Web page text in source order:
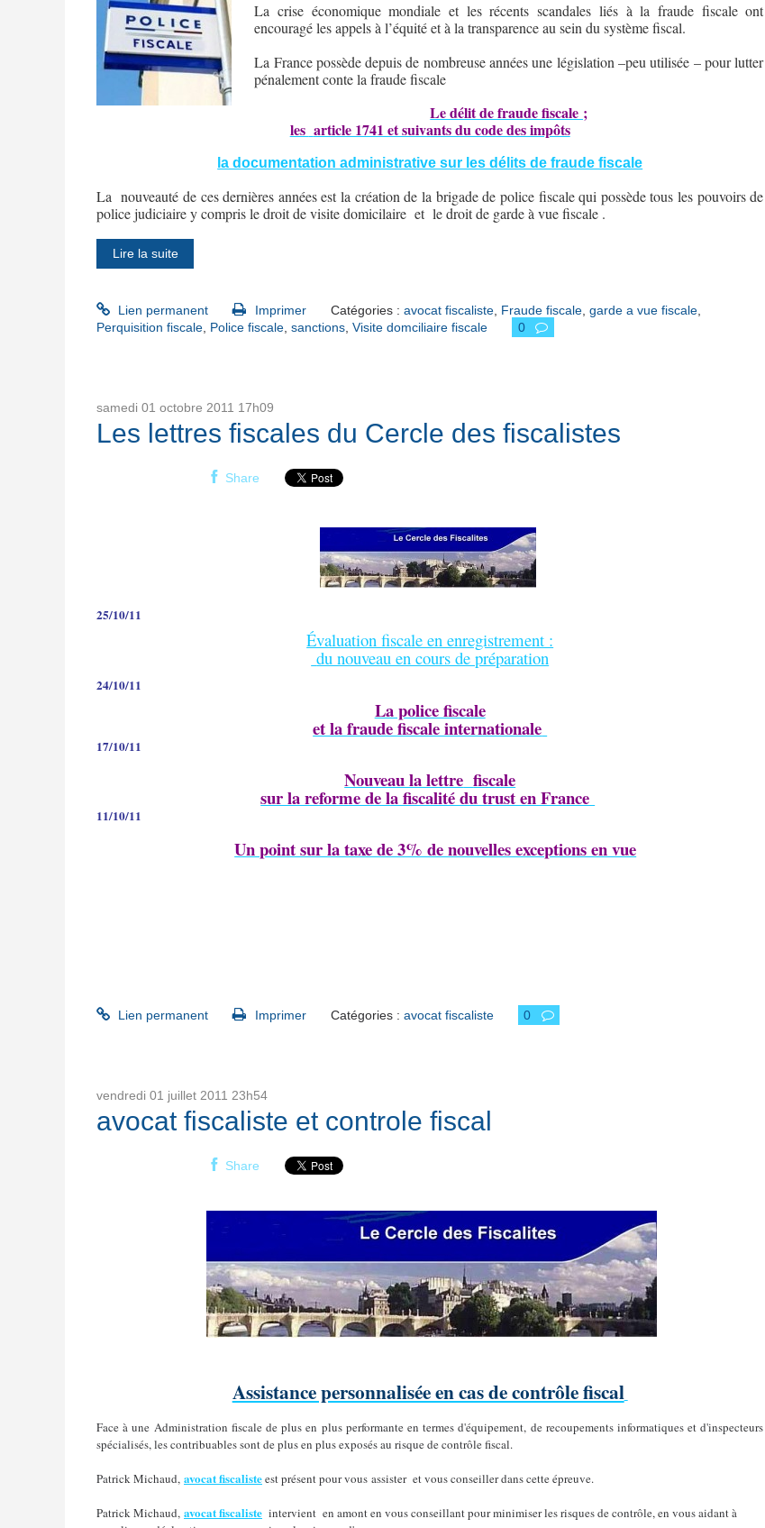
La crise économique mondiale et les récents scandales liés à la fraude fiscale ont
encouragé les appels à l’équité et à la transparence au sein du système fiscal.
La France possède depuis de nombreuse années une législation –peu utilisée – pour lutter
pénalement conte la fraude fiscale
Le délit de fraude fiscale ;
les article 1741 et suivants du code des impôts
la documentation administrative sur les délits de fraude fiscale
La nouveauté de ces dernières années est la création de la brigade de police fiscale qui possède tous les pouvoirs de
police judiciaire y compris le droit de visite domicilaire et le droit de garde à vue fiscale .
Lire la suite
Lien permanent Imprimer Catégories : avocat fiscaliste, Fraude fiscale, garde a vue fiscale,
Perquisition fiscale, Police fiscale, sanctions, Visite domciliaire fiscale 0
samedi 01 octobre 2011 17h09
Les lettres fiscales du Cercle des fiscalistes
Share
25/10/11
Évaluation fiscale en enregistrement :
du nouveau en cours de préparation
24/10/11
La police fiscale
et la fraude fiscale internationale
17/10/11
Nouveau la lettre fiscale
sur la reforme de la fiscalité du trust en France
11/10/11
Un point sur la taxe de 3% de nouvelles exceptions en vue
Lien permanent Imprimer Catégories : avocat fiscaliste 0
vendredi 01 juillet 2011 23h54
avocat fiscaliste et controle fiscal
Share
Assistance personnalisée en cas de contrôle fiscal
Face à une Administration fiscale de plus en plus performante en termes d'équipement, de recoupements informatiques et d'inspecteurs
spécialisés, les contribuables sont de plus en plus exposés au risque de contrôle fiscal.
Patrick Michaud, avocat fiscalisteest présent pour vous assister et vous conseiller dans cette épreuve.
Patrick Michaud, avocat fiscaliste intervient en amont en vous conseillant pour minimiser les risques de contrôle, en vous aidant à